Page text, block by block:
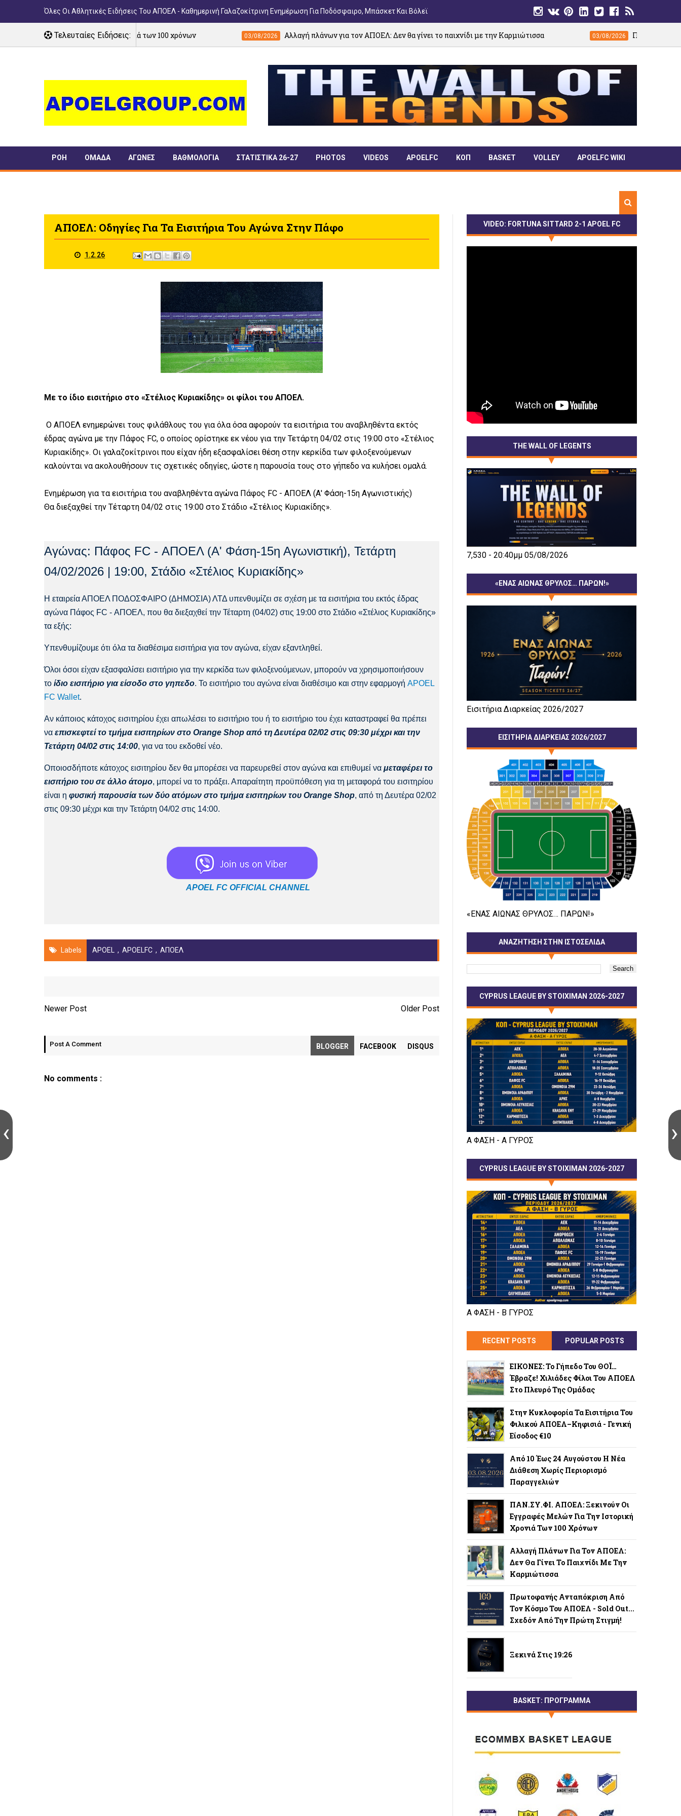
Όλες Οι Αθλητικές Ειδήσεις Του ΑΠΟΕΛ - Καθημερινή Γαλαζοκίτρινη Ενημέρωση Για Ποδόσφαιρο, Μπάσκετ Και Βόλεϊ
Τελευταίες Ειδήσεις:
την ιστορική χρονιά των 100 χρόνων 03/08/2026 Αλλαγή πλάνων για τον ΑΠΟΕΛ: Δεν θα γίνει το παιχνίδι με την Καρμιώτισσα 03/08/2026 Πρωτοφανής ανταπόκριση
ΡΟΗ ΟΜΑΔΑ ΑΓΩΝΕΣ ΒΑΘΜΟΛΟΓΙΑ ΣΤΑΤΙΣΤΙΚΑ 26-27 PHOTOS VIDEOS APOELFC ΚΟΠ BASKET VOLLEY APOELFC WIKI
ΑΠΟΕΛ: Οδηγίες Για Τα Εισιτήρια Του Αγώνα Στην Πάφο
1.2.26
Με το ίδιο εισιτήριο στο «Στέλιος Κυριακίδης» οι φίλοι του ΑΠΟΕΛ.
Ο ΑΠΟΕΛ ενημερώνει τους φιλάθλους του για όλα όσα αφορούν τα εισιτήρια του αναβληθέντα εκτός
έδρας αγώνα με την Πάφος FC, ο οποίος ορίστηκε εκ νέου για την Τετάρτη 04/02 στις 19:00 στο «Στέλιος
Κυριακίδης». Οι γαλαζοκίτρινοι που είχαν ήδη εξασφαλίσει θέση στην κερκίδα των φιλοξενούμενων
καλούνται να ακολουθήσουν τις σχετικές οδηγίες, ώστε η παρουσία τους στο γήπεδο να κυλήσει ομαλά.
Ενημέρωση για τα εισιτήρια του αναβληθέντα αγώνα Πάφος FC - ΑΠΟΕΛ (Α' Φάση-15η Αγωνιστικής)
Θα διεξαχθεί την Τέταρτη 04/02 στις 19:00 στο Στάδιο «Στέλιος Κυριακίδης».
Αγώνας: Πάφος FC - ΑΠΟΕΛ (Α' Φάση-15η Αγωνιστική), Τετάρτη
04/02/2026 | 19:00, Στάδιο «Στέλιος Κυριακίδης»
Η εταιρεία ΑΠΟΕΛ ΠΟΔΟΣΦΑΙΡΟ (ΔΗΜΟΣΙΑ) ΛΤΔ υπενθυμίζει σε σχέση με τα εισιτήρια του εκτός έδρας
αγώνα Πάφος FC - ΑΠΟΕΛ, που θα διεξαχθεί την Τέταρτη (04/02) στις 19:00 στο Στάδιο «Στέλιος Κυριακίδης»
τα εξής:
Υπενθυμίζουμε ότι όλα τα διαθέσιμα εισιτήρια για τον αγώνα, είχαν εξαντληθεί.
Όλοι όσοι είχαν εξασφαλίσει εισιτήριο για την κερκίδα των φιλοξενούμενων, μπορούν να χρησιμοποιήσουν
το ίδιο εισιτήριο για είσοδο στο γηπεδο. Το εισιτήριο του αγώνα είναι διαθέσιμο και στην εφαρμογή APOEL
FC Wallet.
Αν κάποιος κάτοχος εισιτηρίου έχει απωλέσει το εισιτήριο του ή το εισιτήριο του έχει καταστραφεί θα πρέπει
να επισκεφτεί το τμήμα εισιτηρίων στο Orange Shop από τη Δευτέρα 02/02 στις 09:30 μέχρι και την
Τετάρτη 04/02 στις 14:00, για να του εκδοθεί νέο.
Οποιοσδήποτε κάτοχος εισιτηρίου δεν θα μπορέσει να παρευρεθεί στον αγώνα και επιθυμεί να μεταφέρει το
εισιτήριο του σε άλλο άτομο, μπορεί να το πράξει. Απαραίτητη προϋπόθεση για τη μεταφορά του εισιτηρίου
είναι η φυσική παρουσία των δύο ατόμων στο τμήμα εισιτηρίων του Orange Shop, από τη Δευτέρα 02/02
στις 09:30 μέχρι και την Τετάρτη 04/02 στις 14:00.
APOEL FC OFFICIAL CHANNEL
Labels APOEL , APOELFC , ΑΠΟΕΛ
Newer Post Older Post
Post A Comment BLOGGER FACEBOOK DISQUS
No comments :
VIDEO: FORTUNA SITTARD 2-1 APOEL FC
THE WALL OF LEGENTS
7,530 - 20:40μμ 05/08/2026
«ΕΝΑΣ ΑΙΩΝΑΣ ΘΡΥΛΟΣ… ΠΑΡΩΝ!»
Εισιτήρια Διαρκείας 2026/2027
ΕΙΣΙΤΗΡΙΑ ΔΙΑΡΚΕΙΑΣ 2026/2027
«ΕΝΑΣ ΑΙΩΝΑΣ ΘΡΥΛΟΣ… ΠΑΡΩΝ!»
ΑΝΑΖΗΤΗΣΗ ΣΤΗΝ ΙΣΤΟΣΕΛΙΔΑ
CYPRUS LEAGUE BY STOIXIMAN 2026-2027
Α ΦΑΣΗ - Α ΓΥΡΟΣ
CYPRUS LEAGUE BY STOIXIMAN 2026-2027
Α ΦΑΣΗ - Β ΓΥΡΟΣ
RECENT POSTS POPULAR POSTS
ΕΙΚΟΝΕΣ: Το Γήπεδο Του ΘΟΪ…
Έβραζε! Χιλιάδες Φίλοι Του ΑΠΟΕΛ
Στο Πλευρό Της Ομάδας
Στην Κυκλοφορία Τα Εισιτήρια Του
Φιλικού ΑΠΟΕΛ–Κηφισιά - Γενική
Είσοδος €10
Από 10 Έως 24 Αυγούστου Η Νέα
Διάθεση Χωρίς Περιορισμό
Παραγγελιών
ΠΑΝ.ΣΥ.ΦΙ. ΑΠΟΕΛ: Ξεκινούν Οι
Εγγραφές Μελών Για Την Ιστορική
Χρονιά Των 100 Χρόνων
Αλλαγή Πλάνων Για Τον ΑΠΟΕΛ:
Δεν Θα Γίνει Το Παιχνίδι Με Την
Καρμιώτισσα
Πρωτοφανής Ανταπόκριση Από
Τον Κόσμο Του ΑΠΟΕΛ - Sold Out...
Σχεδόν Από Την Πρώτη Στιγμή!
Ξεκινά Στις 19:26
BASKET: ΠΡΟΓΡΑΜΜΑ